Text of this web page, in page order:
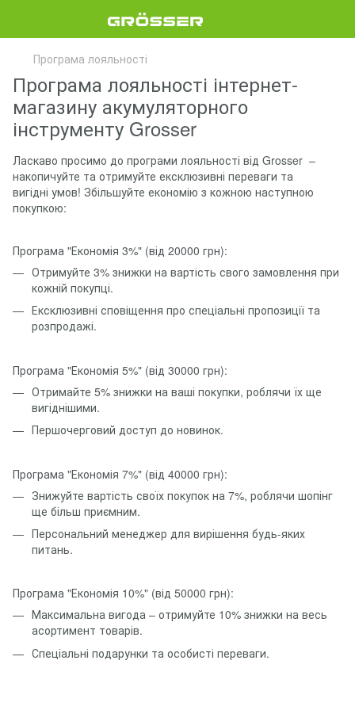
Програма лояльності
Програма лояльності інтернет-
магазину акумуляторного
інструменту Grosser
Ласкаво просимо до програми лояльності від Grosser –
накопичуйте та отримуйте ексклюзивні переваги та
вигідні умов! Збільшуйте економію з кожною наступною
покупкою:
Програма "Економія 3%" (від 20000 грн):
Отримуйте 3% знижки на вартість свого замовлення при
кожній покупці.
Ексклюзивні сповіщення про спеціальні пропозиції та
розпродажі.
Програма "Економія 5%" (від 30000 грн):
Отримайте 5% знижки на ваші покупки, роблячи їх ще
вигіднішими.
Першочерговий доступ до новинок.
Програма "Економія 7%" (від 40000 грн):
Знижуйте вартість своїх покупок на 7%, роблячи шопінг
ще більш приємним.
Персональний менеджер для вирішення будь-яких
питань.
Програма "Економія 10%" (від 50000 грн):
Максимальна вигода – отримуйте 10% знижки на весь
асортимент товарів.
Спеціальні подарунки та особисті переваги.